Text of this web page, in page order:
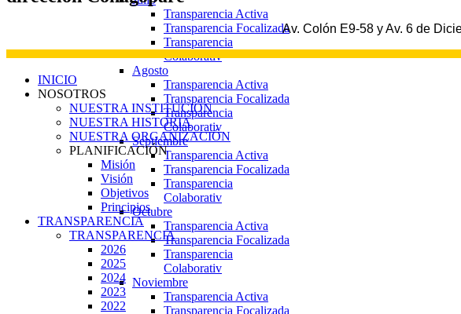
Transparencia Activa
Transparencia Focalizada
Transparencia
Colaborativ
Agosto
Transparencia Activa
Transparencia Focalizada
Transparencia
Colaborativ
Septiembre
Transparencia Activa
Transparencia Focalizada
Transparencia
Colaborativ
Octubre
Transparencia Activa
Transparencia Focalizada
Transparencia
Colaborativ
Noviembre
Transparencia Activa
Transparencia Focalizada
Av. Colón E9-58 y Av. 6 de
INICIO
NOSOTROS
NUESTRA INSTITUCIÓN
NUESTRA HISTORIA
NUESTRA ORGANIZACIÓN
PLANIFICACIÓN
Misión
Visión
Objetivos
Principios
TRANSPARENCIA
TRANSPARENCIA
2026
2025
2024
2023
2022